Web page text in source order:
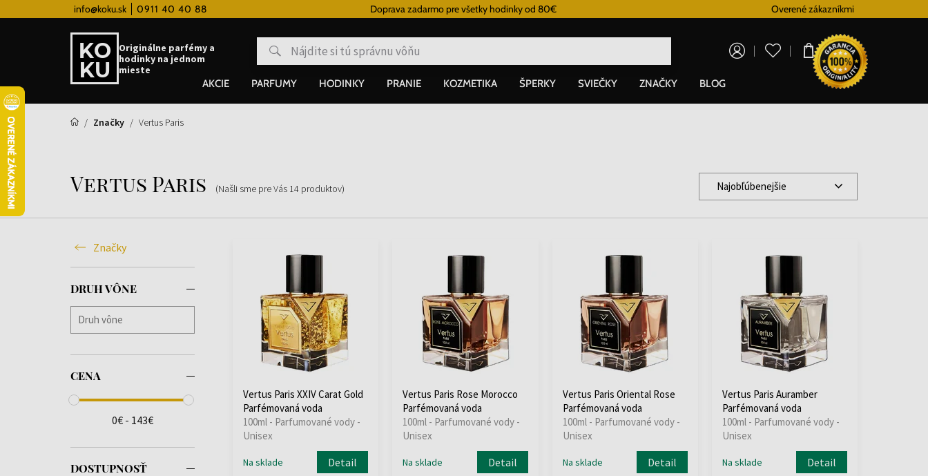
info@koku.sk 0911 40 40 88Vernostný systém Doprava zadarmo pre všetky hodinky od 80€ Overené zákazníkmi
Originálne parfémy a
hodinky na jednom
mieste
0,00 €
AKCIE PARFUMY HODINKY PRANIE KOZMETIKA ŠPERKY SVIEČKY ZNAČKY BLOG
Značky Vertus Paris
Vertus Paris (Našli sme pre Vás 14 produktov) Najobľúbenejšie
Značky
DRUH VÔNE
CENA
0€ - 143€
DOSTUPNOSŤ
Vertus Paris XXIV Carat Gold
Parfémovaná voda
100ml - Parfumované vody -
Unisex
Na sklade Detail
Vertus Paris Rose Morocco
Parfémovaná voda
100ml - Parfumované vody -
Unisex
Na sklade Detail
Vertus Paris Oriental Rose
Parfémovaná voda
100ml - Parfumované vody -
Unisex
Na sklade Detail
Vertus Paris Auramber
Parfémovaná voda
100ml - Parfumované vody -
Unisex
Na sklade Detail